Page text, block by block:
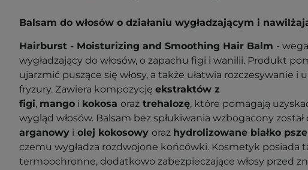
Balsam do włosów o działaniu wygładzającym i
Hairburst - Moisturizing and Smoothing Hair Balm -
wygładzający do włosów, o zapachu figi i wanilii. Produkt
ujarzmić puszące się włosy, a także ułatwia rozczesywanie i
fryzury. Zawiera kompozycję ekstraktów z
figi, mango i kokosa oraz trehalozę, które pomagają
wygląd włosów. Balsam bez spłukiwania wzbogacony został
arganowy i olej kokosowy oraz hydrolizowane białko
czemu wygładza rozdwojone końcówki. Kosmetyk posiada
termoochronne, dodatkowo zabezpieczające włosy przed